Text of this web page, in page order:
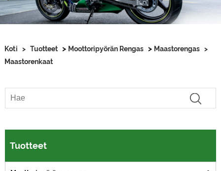
Koti > Tuotteet > Moottoripyörän Rengas > Maastorengas >
Maastorenkaat
Tuotteet